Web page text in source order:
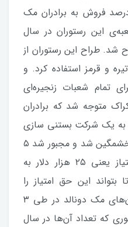
فروش به برادران مک
این رستوران در سال
شد. طراح این رستوران از
و قرمز استفاده کرد. و
تمام شعبات زنجیره‌ای
متوجه شد که برادران
به یک شرکت بستنی سازی
فروخته‌اند. او از این موضوع خشمگین شد و مجبور شد ۵
برابر مبلغ خرید این حق امتیاز یعنی ۲۵ هزار دلار به
این حق امتیاز را
مجددا خریداری کند. رستوران‌های مک دونالد در طی ۳
که تعداد آن‌ها در سال